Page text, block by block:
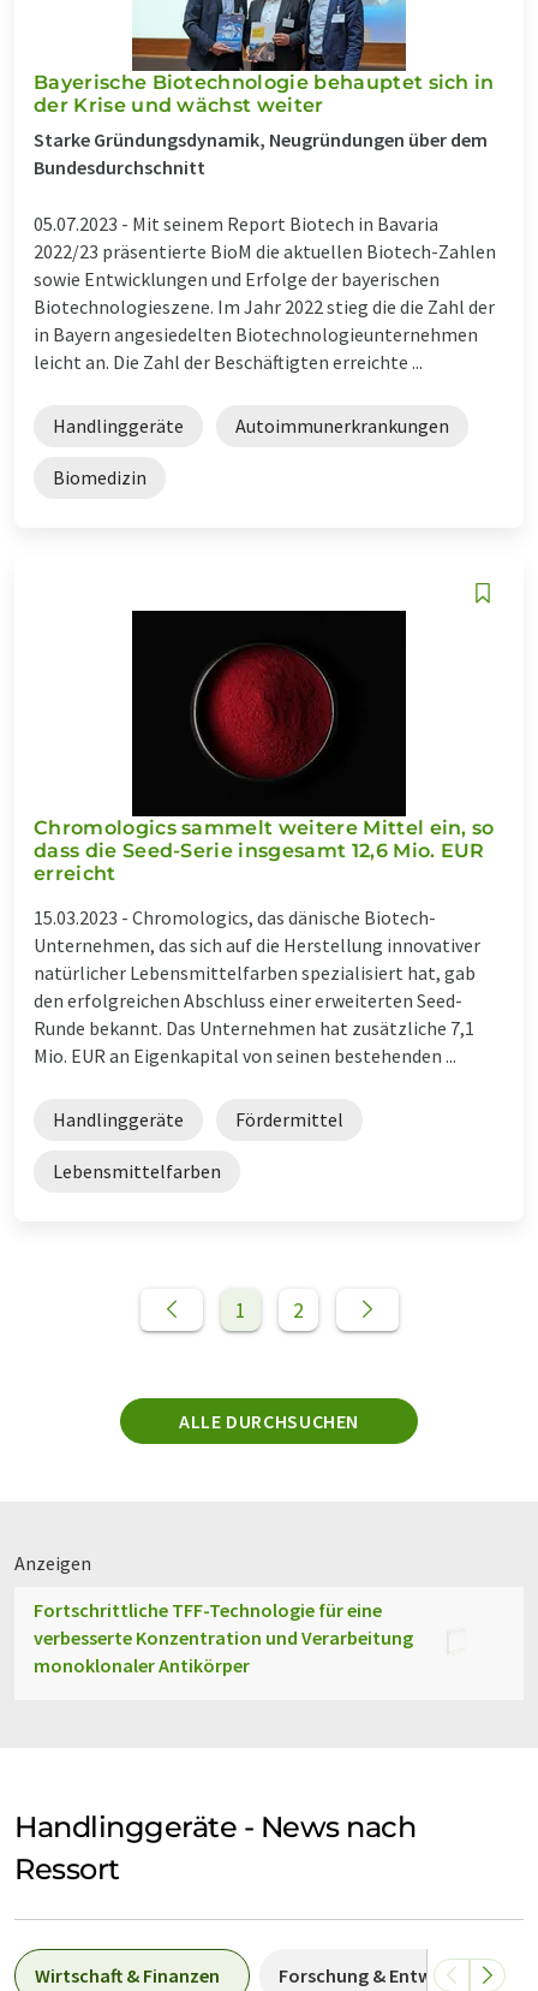
Bayerische Biotechnologie behauptet sich in
der Krise und wächst weiter
Starke Gründungsdynamik, Neugründungen über dem
Bundesdurchschnitt
05.07.2023 - Mit seinem Report Biotech in Bavaria
2022/23 präsentierte BioM die aktuellen Biotech-Zahlen
sowie Entwicklungen und Erfolge der bayerischen
Biotechnologieszene. Im Jahr 2022 stieg die die Zahl der
in Bayern angesiedelten Biotechnologieunternehmen
leicht an. Die Zahl der Beschäftigten erreichte ...
Handlinggeräte Autoimmunerkrankungen
Biomedizin
Chromologics sammelt weitere Mittel ein, so
dass die Seed-Serie insgesamt 12,6 Mio. EUR
erreicht
15.03.2023 - Chromologics, das dänische Biotech-
Unternehmen, das sich auf die Herstellung innovativer
natürlicher Lebensmittelfarben spezialisiert hat, gab
den erfolgreichen Abschluss einer erweiterten Seed-
Runde bekannt. Das Unternehmen hat zusätzliche 7,1
Mio. EUR an Eigenkapital von seinen bestehenden ...
Handlinggeräte Fördermittel
Lebensmittelfarben
1 2
ALLE DURCHSUCHEN
Anzeigen
Fortschrittliche TFF-Technologie für eine
verbesserte Konzentration und Verarbeitung
monoklonaler Antikörper
Handlinggeräte - News nach
Ressort
Wirtschaft & Finanzen Forschung & Entwicklung